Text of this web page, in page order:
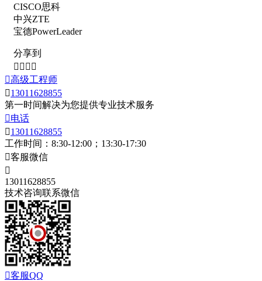
CISCO思科
中兴ZTE
宝德PowerLeader
分享到
   
高级工程师
13011628855
第一时间解决为您提供专业技术服务
电话
13011628855
工作时间：8:30-12:00；13:30-17:30
客服微信

13011628855
技术咨询联系微信
客服QQ